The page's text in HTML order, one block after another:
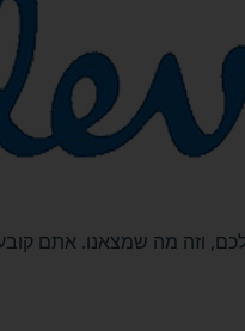
וזה מה שמצאנו. אתם